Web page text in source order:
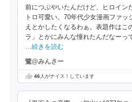
前につぶやいたんだけど、ヒロイン
トロ可愛い。70年代少女漫画ファッ
えとかしたくなるわぁ。表題作はこ
ラ」とかにみんな憧れたんだなーっ
…続きを読む
鷺@みんさー
46人がナイス！しています